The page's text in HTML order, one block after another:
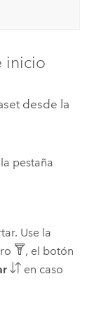
inicio
desde la
pestaña
Use la
, el botón
en caso